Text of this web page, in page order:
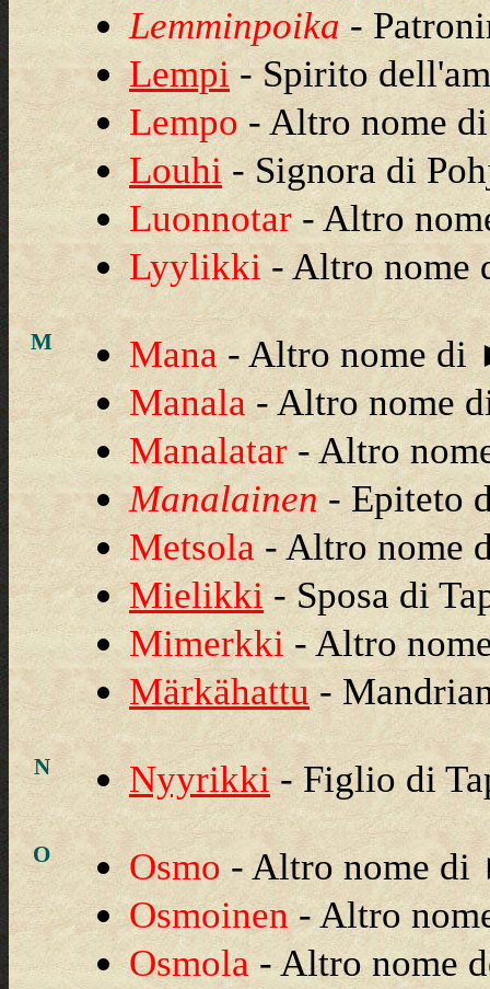
Lemminpoika-
Lempi- Spirito
Lempo - Altro nome
Louhi - Signora di
Luonnotar- Altro
Lyylikki - Altro
M Mana - Altro nome
Manala- Altro nome
Manalatar - Altro
Manalainen- Epiteto
Metsola - Altro
Mielikki- Sposa di
Mimerkki - Altro
Märkähattu-
N Nyyrikki- Figlio di
O Osmo - Altro nome
Osmoinen- Altro
Osmola- Altro nome